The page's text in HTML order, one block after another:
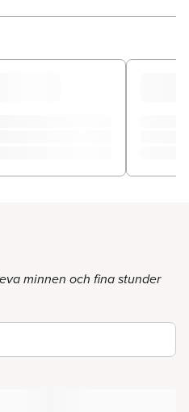
minnen och fina stunder